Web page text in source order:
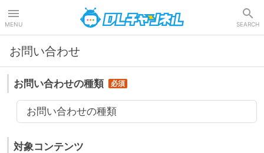
MENU SEARCH
お問い合わせ
お問い合わせの種類
お問い合わせの種類
対象コンテンツ